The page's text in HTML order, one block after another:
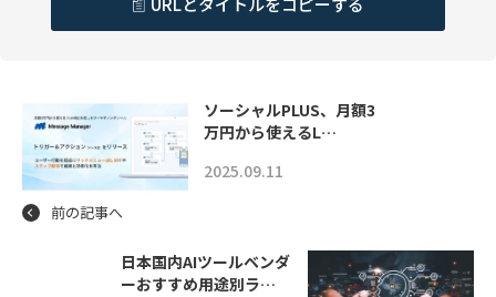
ソーシャルPLUS、月額3
万円から使えるL…
2025.09.11
前の記事へ
日本国内AIツールベンダ
ーおすすめ用途別ラ…